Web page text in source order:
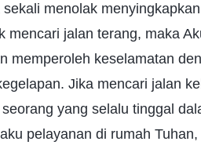
menolak
jalan terang, maka
memperoleh keselamatan
Jika mencari jalan
yang selalu tinggal
pelayanan di rumah